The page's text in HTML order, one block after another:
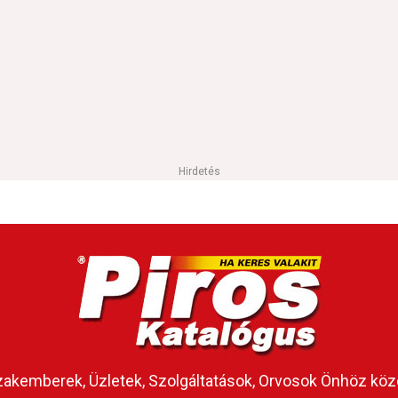
Hirdetés
Üzletek, Szolgáltatások, Orvosok Önhöz